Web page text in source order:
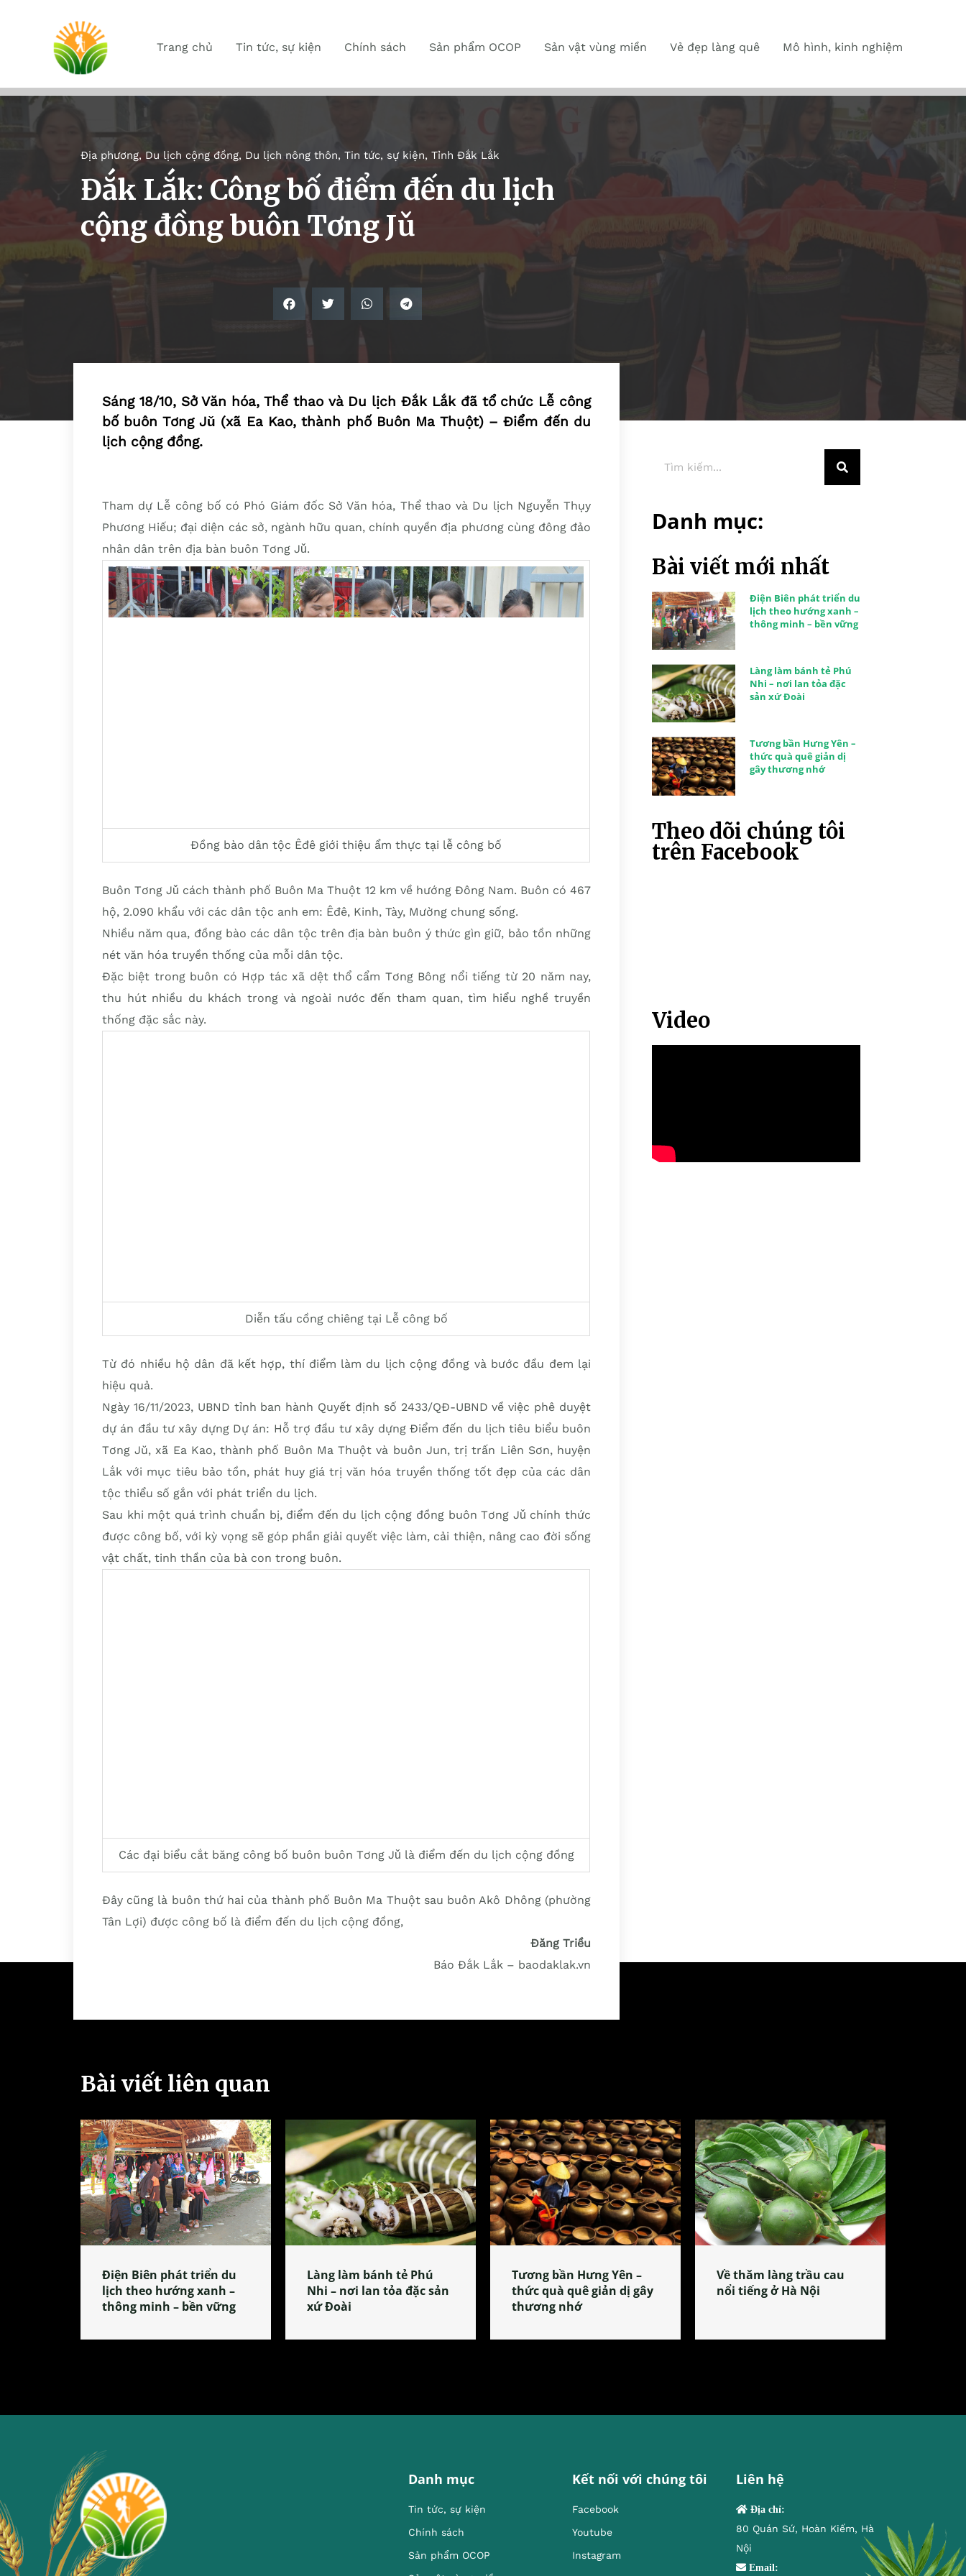
Trang chủ Tin tức, sự kiện Chính sách Sản phẩm OCOP Sản vật vùng miền Vẻ đẹp làng quê Mô hình, kinh nghiệm
Địa phương, Du lịch cộng đồng, Du lịch nông thôn, Tin tức, sự kiện, Tỉnh Đắk Lắk
Đắk Lắk: Công bố điểm đến du lịch
cộng đồng buôn Tơng Jǔ
Sáng 18/10, Sở Văn hóa, Thể thao và Du lịch Đắk Lắk đã tổ chức Lễ công
bố buôn Tơng Jǔ (xã Ea Kao, thành phố Buôn Ma Thuột) – Điểm đến du
lịch cộng đồng.
Tham dự Lễ công bố có Phó Giám đốc Sở Văn hóa, Thể thao và Du lịch Nguyễn Thụy
Phương Hiếu; đại diện các sở, ngành hữu quan, chính quyền địa phương cùng đông đảo
nhân dân trên địa bàn buôn Tơng Jǔ.
Đồng bào dân tộc Êđê giới thiệu ẩm thực tại lễ công bố
Buôn Tơng Jǔ cách thành phố Buôn Ma Thuột 12 km về hướng Đông Nam. Buôn có 467
hộ, 2.090 khẩu với các dân tộc anh em: Êđê, Kinh, Tày, Mường chung sống.
Nhiều năm qua, đồng bào các dân tộc trên địa bàn buôn ý thức gìn giữ, bảo tồn những
nét văn hóa truyền thống của mỗi dân tộc.
Đặc biệt trong buôn có Hợp tác xã dệt thổ cẩm Tơng Bông nổi tiếng từ 20 năm nay,
thu hút nhiều du khách trong và ngoài nước đến tham quan, tìm hiểu nghề truyền
thống đặc sắc này.
Diễn tấu cồng chiêng tại Lễ công bố
Từ đó nhiều hộ dân đã kết hợp, thí điểm làm du lịch cộng đồng và bước đầu đem lại
hiệu quả.
Ngày 16/11/2023, UBND tỉnh ban hành Quyết định số 2433/QĐ-UBND về việc phê duyệt
dự án đầu tư xây dựng Dự án: Hỗ trợ đầu tư xây dựng Điểm đến du lịch tiêu biểu buôn
Tơng Jŭ, xã Ea Kao, thành phố Buôn Ma Thuột và buôn Jun, trị trấn Liên Sơn, huyện
Lắk với mục tiêu bảo tồn, phát huy giá trị văn hóa truyền thống tốt đẹp của các dân
tộc thiểu số gắn với phát triển du lịch.
Sau khi một quá trình chuẩn bị, điểm đến du lịch cộng đồng buôn Tơng Jǔ chính thức
được công bố, với kỳ vọng sẽ góp phần giải quyết việc làm, cải thiện, nâng cao đời sống
vật chất, tinh thần của bà con trong buôn.
Các đại biểu cắt băng công bố buôn buôn Tơng Jǔ là điểm đến du lịch cộng đồng
Đây cũng là buôn thứ hai của thành phố Buôn Ma Thuột sau buôn Akô Dhông (phường
Tân Lợi) được công bố là điểm đến du lịch cộng đồng,
Đăng Triều
Báo Đắk Lắk – baodaklak.vn
Danh mục:
Bài viết mới nhất
Điện Biên phát triển du
lịch theo hướng xanh –
thông minh – bền vững
Làng làm bánh tẻ Phú
Nhi – nơi lan tỏa đặc
sản xứ Đoài
Tương bần Hưng Yên –
thức quà quê giản dị
gây thương nhớ
Theo dõi chúng tôi
trên Facebook
Video
Bài viết liên quan
Điện Biên phát triển du
lịch theo hướng xanh –
thông minh – bền vững
Làng làm bánh tẻ Phú
Nhi – nơi lan tỏa đặc sản
xứ Đoài
Tương bần Hưng Yên –
thức quà quê giản dị gây
thương nhớ
Về thăm làng trầu cau
nổi tiếng ở Hà Nội
Danh mục
Tin tức, sự kiện
Chính sách
Sản phẩm OCOP
Kết nối với chúng tôi
Facebook
Youtube
Instagram
Liên hệ
Địa chỉ:
80 Quán Sứ, Hoàn Kiếm, Hà
Nội
Email: